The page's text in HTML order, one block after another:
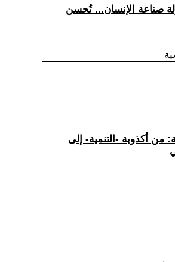
صناعة الإنسان... تُحسن
من أكذوبة -التنمية- إلى